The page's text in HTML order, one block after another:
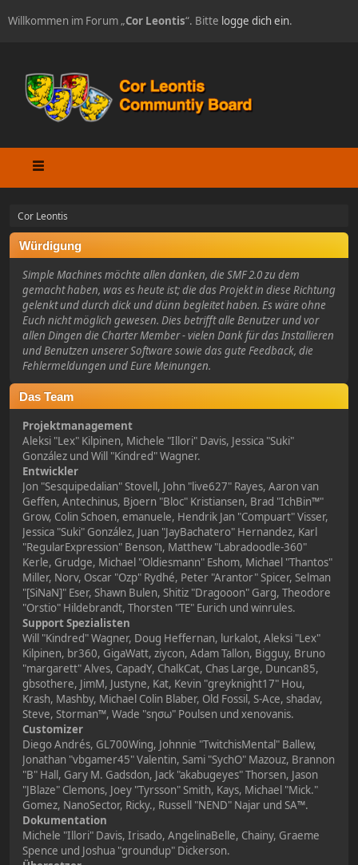
Willkommen im Forum „Cor Leontis“. Bitte logge dich ein.
Cor Leontis
Würdigung
Simple Machines möchte allen danken, die SMF 2.0 zu dem
gemacht haben, was es heute ist; die das Projekt in diese Richtung
gelenkt und durch dick und dünn begleitet haben. Es wäre ohne
Euch nicht möglich gewesen. Dies betrifft alle Benutzer und vor
allen Dingen die Charter Member - vielen Dank für das Installieren
und Benutzen unserer Software sowie das gute Feedback, die
Fehlermeldungen und Eure Meinungen.
Das Team
Projektmanagement
Aleksi "Lex" Kilpinen, Michele "Illori" Davis, Jessica "Suki"
González und Will "Kindred" Wagner.
Entwickler
Jon "Sesquipedalian" Stovell, John "live627" Rayes, Aaron van
Geffen, Antechinus, Bjoern "Bloc" Kristiansen, Brad "IchBin™"
Grow, Colin Schoen, emanuele, Hendrik Jan "Compuart" Visser,
Jessica "Suki" González, Juan "JayBachatero" Hernandez, Karl
"RegularExpression" Benson, Matthew "Labradoodle-360"
Kerle, Grudge, Michael "Oldiesmann" Eshom, Michael "Thantos"
Miller, Norv, Oscar "Ozp" Rydhé, Peter "Arantor" Spicer, Selman
"[SiNaN]" Eser, Shawn Bulen, Shitiz "Dragooon" Garg, Theodore
"Orstio" Hildebrandt, Thorsten "TE" Eurich und winrules.
Support Spezialisten
Will "Kindred" Wagner, Doug Heffernan, lurkalot, Aleksi "Lex"
Kilpinen, br360, GigaWatt, ziycon, Adam Tallon, Bigguy, Bruno
"margarett" Alves, CapadY, ChalkCat, Chas Large, Duncan85,
gbsothere, JimM, Justyne, Kat, Kevin "greyknight17" Hou,
Krash, Mashby, Michael Colin Blaber, Old Fossil, S-Ace, shadav,
Steve, Storman™, Wade "sησω" Poulsen und xenovanis.
Customizer
Diego Andrés, GL700Wing, Johnnie "TwitchisMental" Ballew,
Jonathan "vbgamer45" Valentin, Sami "SychO" Mazouz, Brannon
"B" Hall, Gary M. Gadsdon, Jack "akabugeyes" Thorsen, Jason
"JBlaze" Clemons, Joey "Tyrsson" Smith, Kays, Michael "Mick."
Gomez, NanoSector, Ricky., Russell "NEND" Najar und SA™.
Dokumentation
Michele "Illori" Davis, Irisado, AngelinaBelle, Chainy, Graeme
Spence und Joshua "groundup" Dickerson.